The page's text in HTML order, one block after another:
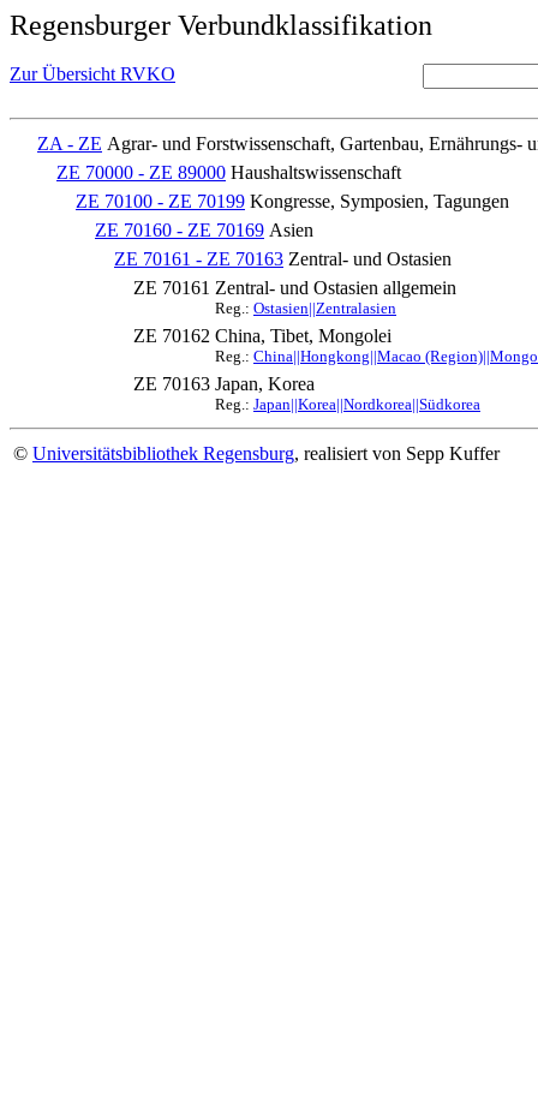
Regensburger Verbundklassifikation
Zur Übersicht RVKO
ZA - ZE Agrar- und Forstwissenschaft, Gartenbau, Ernährungs-
ZE 70000 - ZE 89000 Haushaltswissenschaft
ZE 70100 - ZE 70199 Kongresse, Symposien, Tagungen
ZE 70160 - ZE 70169 Asien
ZE 70161 - ZE 70163 Zentral- und Ostasien
ZE 70161 Zentral- und Ostasien allgemein
Reg.: Ostasien||Zentralasien
ZE 70162 China, Tibet, Mongolei
Reg.: China||Hongkong||Macao
ZE 70163 Japan, Korea
Reg.: Japan||Korea||Nordkorea||Südkorea
© Universitätsbibliothek Regensburg, realisiert von Sepp Kuffer